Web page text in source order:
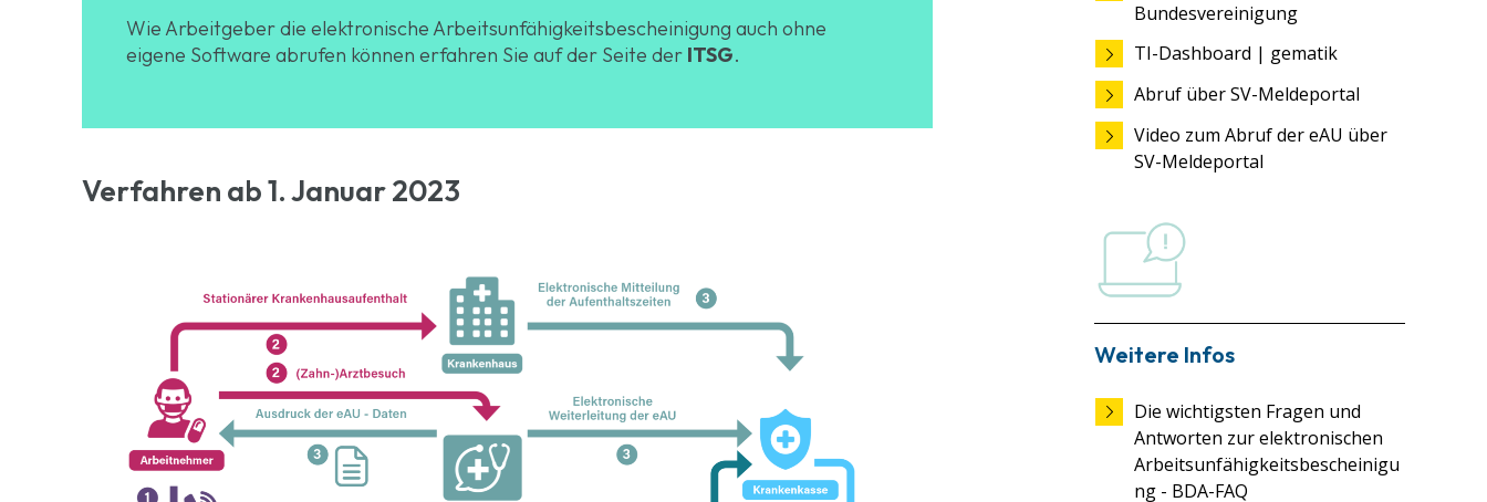
Wie Arbeitgeber die elektronische Arbeitsunfähigkeitsbescheinigung auch ohne
eigene Software abrufen können erfahren Sie auf der Seite der ITSG.
Verfahren ab 1. Januar 2023
Bundesvereinigung
TI-Dashboard | gematik
Abruf über SV-Meldeportal
Video zum Abruf der eAU über
SV-Meldeportal
Weitere Infos
Die wichtigsten Fragen und
Antworten zur elektronischen
Arbeitsunfähigkeitsbescheinigu
ng - BDA-FAQ